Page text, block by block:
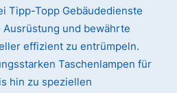
Tipp-Topp Gebäudedienste
und bewährte
effizient zu entrümpeln.
Taschenlampen für
hin zu speziellen